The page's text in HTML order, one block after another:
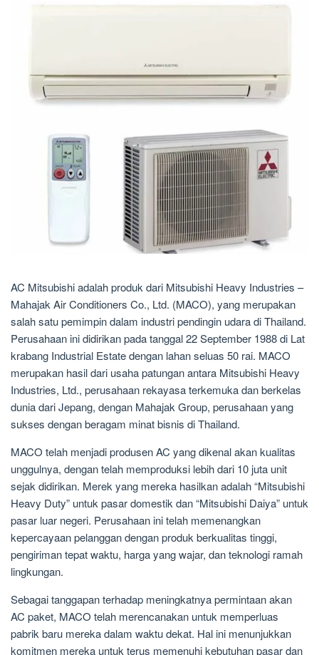
AC Mitsubishi adalah produk dari Mitsubishi Heavy Industries –
Mahajak Air Conditioners Co., Ltd. (MACO), yang merupakan
salah satu pemimpin dalam industri pendingin udara di Thailand.
Perusahaan ini didirikan pada tanggal 22 September 1988 di Lat
krabang Industrial Estate dengan lahan seluas 50 rai. MACO
merupakan hasil dari usaha patungan antara Mitsubishi Heavy
Industries, Ltd., perusahaan rekayasa terkemuka dan berkelas
dunia dari Jepang, dengan Mahajak Group, perusahaan yang
sukses dengan beragam minat bisnis di Thailand.
MACO telah menjadi produsen AC yang dikenal akan kualitas
unggulnya, dengan telah memproduksi lebih dari 10 juta unit
sejak didirikan. Merek yang mereka hasilkan adalah “Mitsubishi
Heavy Duty” untuk pasar domestik dan “Mitsubishi Daiya” untuk
pasar luar negeri. Perusahaan ini telah memenangkan
kepercayaan pelanggan dengan produk berkualitas tinggi,
pengiriman tepat waktu, harga yang wajar, dan teknologi ramah
lingkungan.
Sebagai tanggapan terhadap meningkatnya permintaan akan
AC paket, MACO telah merencanakan untuk memperluas
pabrik baru mereka dalam waktu dekat. Hal ini menunjukkan
komitmen mereka untuk terus memenuhi kebutuhan pasar dan